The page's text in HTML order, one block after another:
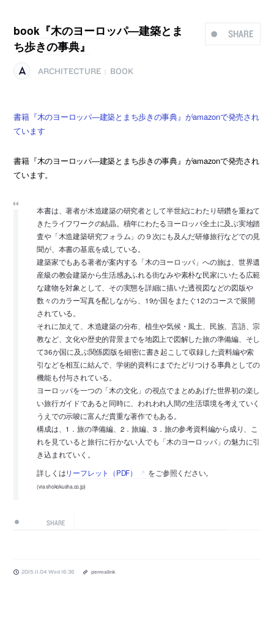
SHARE
book『木のヨーロッパ―建築とま
ち歩きの事典』
ARCHITECTURE BOOK
書籍『木のヨーロッパ―建築とまち歩きの事典』がamazonで発売され
ています
書籍『木のヨーロッパ―建築とまち歩きの事典』がamazonで発売され
ています。
本書は、著者が木造建築の研究者として半世紀にわたり研鑽を重ねて
きたライフワークの結晶。積年にわたるヨーロッパ全土に及ぶ実地踏
査や「木造建築研究フォラム」の９次にも及んだ研修旅行などでの見
聞が、本書の基底を成している。
建築家でもある著者が案内する「木のヨーロッパ」への旅は、世界遺
産級の教会建築から生活感あふれる街なみや素朴な民家にいたる広範
な建物を対象として、その実態を詳細に描いた透視図などの図版や
数々のカラー写真を配しながら、19か国をまたぐ12のコースで展開
されている。
それに加えて、木造建築の分布、植生や気候・風土、民族、言語、宗
教など、文化や歴史的背景までを地図上で図解した旅の準備編、そし
て36か国に及ぶ関係図版を細密に書き起こして収録した資料編や索
引などを相互に結んで、学術的資料にまでたどりつける事典としての
機能も付与されている。
ヨーロッパを一つの「木の文化」の視点でまとめあげた世界初の楽し
い旅行ガイドであると同時に、われわれ人間の生活環境を考えていく
うえでの示唆に富んだ貴重な著作でもある。
構成は、1．旅の準備編、2．旅編、3．旅の参考資料編から成り、こ
れを見ていると旅行に行かない人でも「木のヨーロッパ」の魅力に引
き込まれていく。
詳しくはリーフレット（PDF） をご参照ください。
(via shokokusha.co.jp)
SHARE
2015.11.04 Wed 16:36 permalink